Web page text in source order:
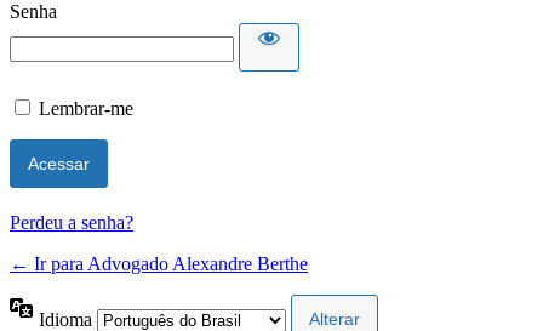
Senha
Lembrar-me
Perdeu a senha?
← Ir para Advogado Alexandre Berthe
Idioma